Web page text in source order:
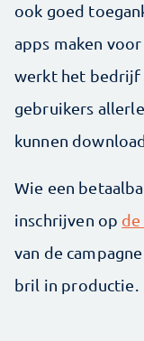
ook goed
apps maken
werkt het bedrijf
gebruikers
kunnen
Wie een
inschrijven op de
van de
bril in productie.